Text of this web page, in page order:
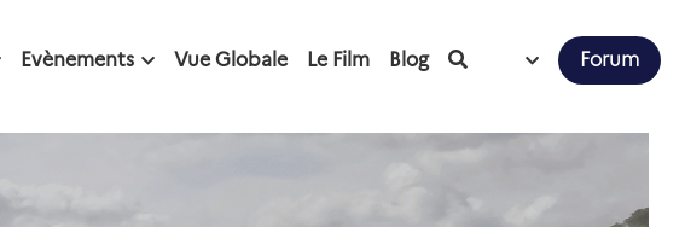
Evènements Vue Globale Le Film Blog Forum